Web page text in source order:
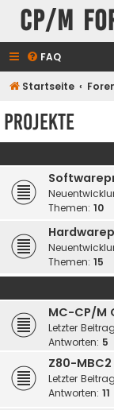
CP/M
FAQ
Startseite
Projekte
Themen: 10
Themen: 15
MC-CP/M
Letzter
Antworten: 5
Z80-MBC2
Letzter
Antworten: 11